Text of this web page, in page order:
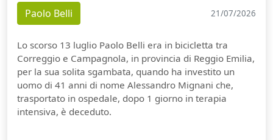
Paolo Belli 21/07/2026
Lo scorso 13 luglio Paolo Belli era in bicicletta tra
Correggio e Campagnola, in provincia di Reggio Emilia,
per la sua solita sgambata, quando ha investito un
uomo di 41 anni di nome Alessandro Mignani che,
trasportato in ospedale, dopo 1 giorno in terapia
intensiva, è deceduto.